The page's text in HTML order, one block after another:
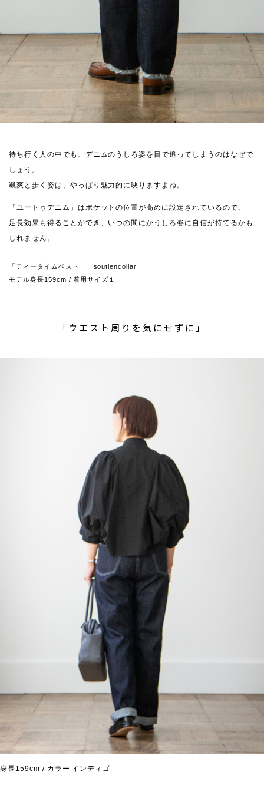
待ち行く人の中でも、デニムのうしろ姿を目で追ってしまうのはなぜで
しょう。
颯爽と歩く姿は、やっぱり魅力的に映りますよね。
「ユートゥデニム」はポケットの位置が高めに設定されているので、
足長効果も得ることができ、いつの間にかうしろ姿に自信が持てるかも
しれません。
「ティータイムベスト」 soutiencollar
モデル身長159cm / 着用サイズ１
「ウエスト周りを気にせずに」
身長159cm / カラー インディゴ